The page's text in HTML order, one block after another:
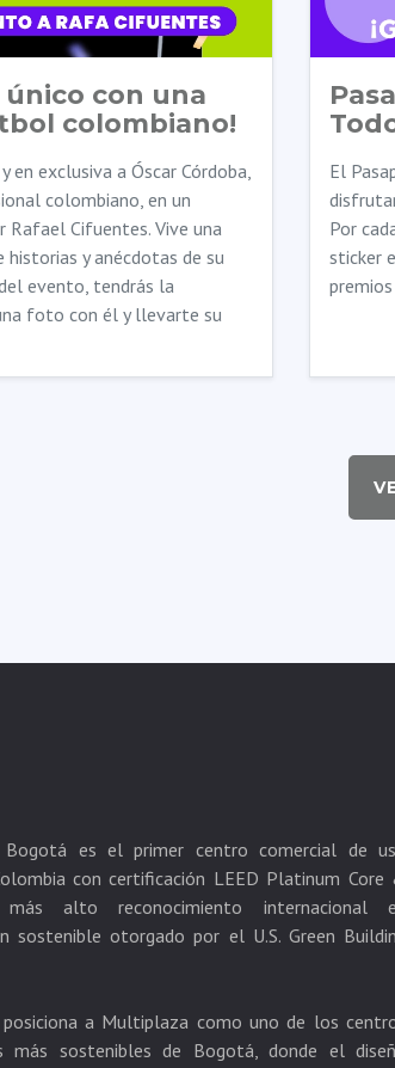
único con una
colombiano!
en exclusiva a Óscar Córdoba,
colombiano, en un
Cifuentes. Vive una
y anécdotas de su
evento, tendrás la
foto con él y llevarte su
El
Por
sticker
Bogotá es el primer centro comercial de
con certificación LEED Platinum Core
alto reconocimiento internacional
sostenible otorgado por el U.S. Green
a Multiplaza como uno de los
más sostenibles de Bogotá, donde el